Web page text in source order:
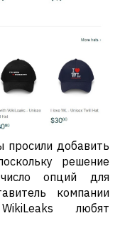
просили добавить
решение
опций для
компании
любят